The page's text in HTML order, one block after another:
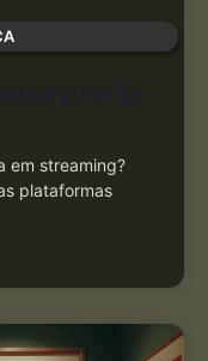
em streaming?
plataformas